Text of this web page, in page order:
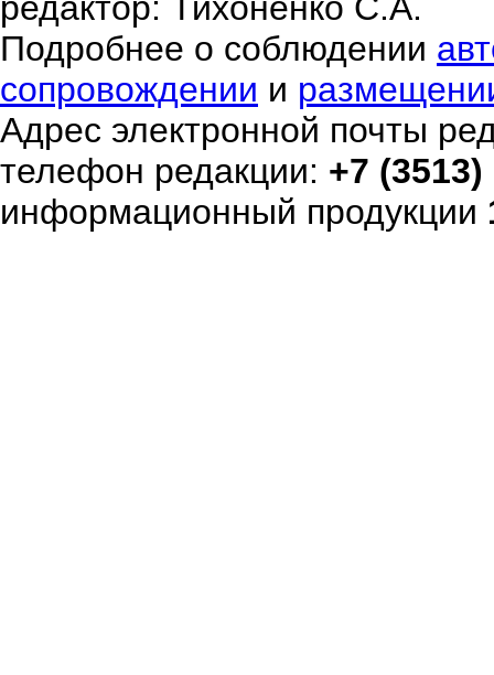
Подробнее о соблюдении
сопровождении и
Адрес электронной почты
телефон редакции: +7
информационный продукции